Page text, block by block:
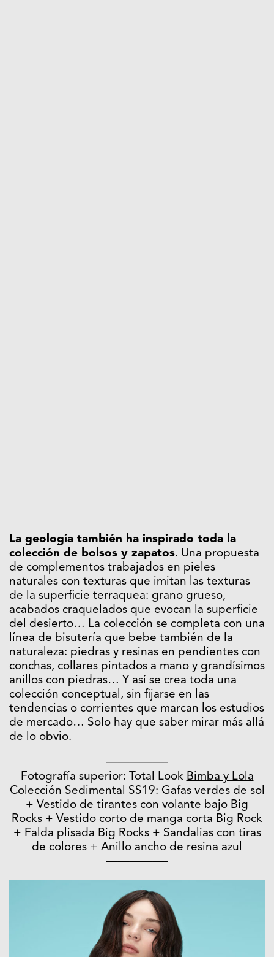
La geología también ha inspirado toda la
colección de bolsos y zapatos. Una propuesta
de complementos trabajados en pieles
naturales con texturas que imitan las texturas
de la superficie terraquea: grano grueso,
acabados craquelados que evocan la superficie
del desierto… La colección se completa con una
línea de bisutería que bebe también de la
naturaleza: piedras y resinas en pendientes con
conchas, collares pintados a mano y grandísimos
anillos con piedras… Y así se crea toda una
colección conceptual, sin fijarse en las
tendencias o corrientes que marcan los estudios
de mercado… Solo hay que saber mirar más allá
de lo obvio.
—————-
Fotografía superior: Total Look Bimba y Lola
Colección Sedimental SS19: Gafas verdes de sol
+ Vestido de tirantes con volante bajo Big
Rocks + Vestido corto de manga corta Big Rock
+ Falda plisada Big Rocks + Sandalias con tiras
de colores + Anillo ancho de resina azul
—————-